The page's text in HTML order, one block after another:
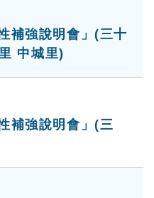
補強說明會」(三十
中城里)
補強說明會」(三